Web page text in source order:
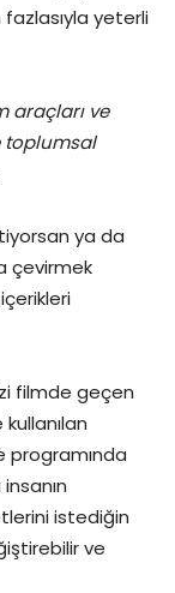
yeterli
araçları ve
toplumsal
ya da
çevirmek
filmde geçen
programında
istediğin
ve